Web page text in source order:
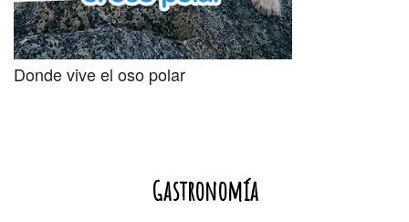
Donde vive el oso polar
Gastronomía